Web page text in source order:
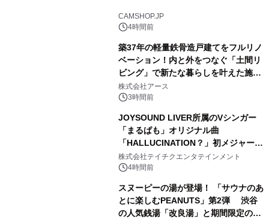
CAMSHOP.JP
4時間前
築37年の軽量鉄骨造戸建てをフルリノ
ベーション！内と外をつなぐ「土間リ
ビング」で新たな暮らしを叶えた施工
事例を株式会社アースが公開
株式会社アース
3時間前
JOYSOUND LIVER所属のVシンガー
「まるぱも」オリジナル曲
「HALLUCINATION？」初メジャー配
信リリース決定！
株式会社テイチクエンタテインメント
4時間前
スヌーピーの湯が登場！ 「サウナのあ
とに楽しむPEANUTS」第2弾 渋谷
の人気銭湯「改良湯」と期間限定のコ